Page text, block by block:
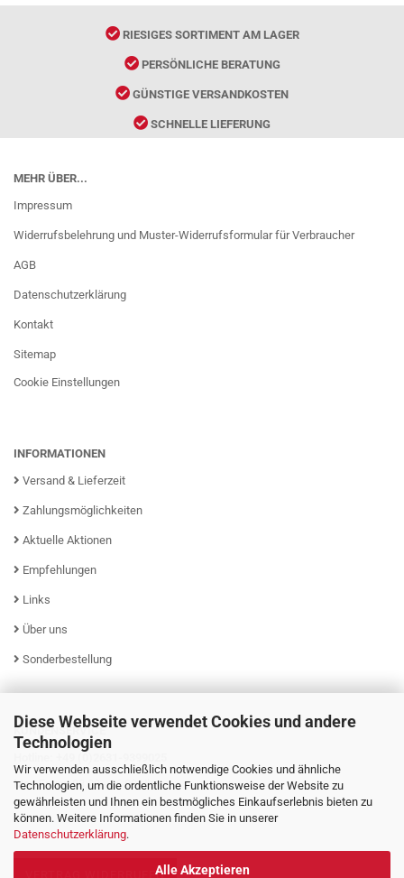
Diese Webseite verwendet Cookies und andere
Technologien
Wir verwenden ausschließlich notwendige Cookies und ähnliche
Technologien, um die ordentliche Funktionsweise der Website zu
gewährleisten und Ihnen ein bestmögliches Einkaufserlebnis bieten zu
können. Weitere Informationen finden Sie in unserer
Datenschutzerklärung.
Alle Akzeptieren
RIESIGES SORTIMENT AM LAGER
PERSÖNLICHE BERATUNG
GÜNSTIGE VERSANDKOSTEN
SCHNELLE LIEFERUNG
MEHR ÜBER...
Impressum
Widerrufsbelehrung und Muster-Widerrufsformular für Verbraucher
AGB
Datenschutzerklärung
Kontakt
Sitemap
Cookie Einstellungen
INFORMATIONEN
Versand & Lieferzeit
Zahlungsmöglichkeiten
Aktuelle Aktionen
Empfehlungen
Links
Über uns
Sonderbestellung
KUNDENSERVICE
Mo - Fr von 08:00 - 16:00 Uhr
VERTRAG WIDERRUFEN